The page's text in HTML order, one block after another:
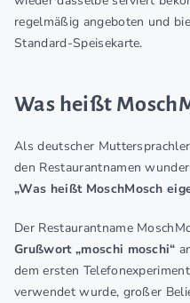
regelmäßig angeboten und
Standard-Speisekarte.
Was heißt
Als deutscher
den Restaurantnamen
„Was heißt MoschMosch
Der Restaurantname
Grußwort „moschi moschi“
dem ersten
verwendet wurde, großer